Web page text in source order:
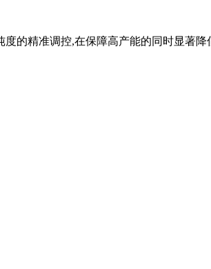
的精准调控,在保障高产能的同时显著降